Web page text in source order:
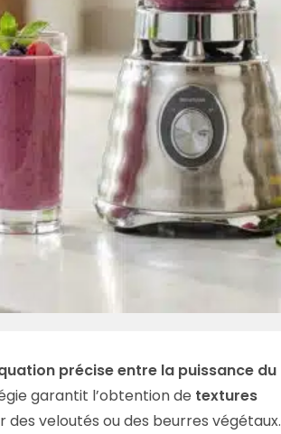
précise entre la puissance du
garantit l’obtention de textures
des veloutés ou des beurres végétaux.